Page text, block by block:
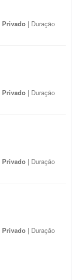
Privado | Duração
Privado | Duração
Privado | Duração
Privado | Duração